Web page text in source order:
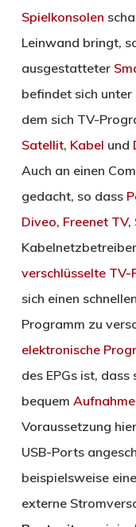
Spielkonsolen
Leinwand bringt,
ausgestatteter
befindet sich unter
dem sich TV-
Satellit, Kabel und
Auch an einen
gedacht, so dass
Diveo, Freenet TV,
verschlüsselteTV-
sich einen
Programm zu
elektronische
des EPGs ist,
bequem
Voraussetzung
USB-Ports
beispielsweise
externe